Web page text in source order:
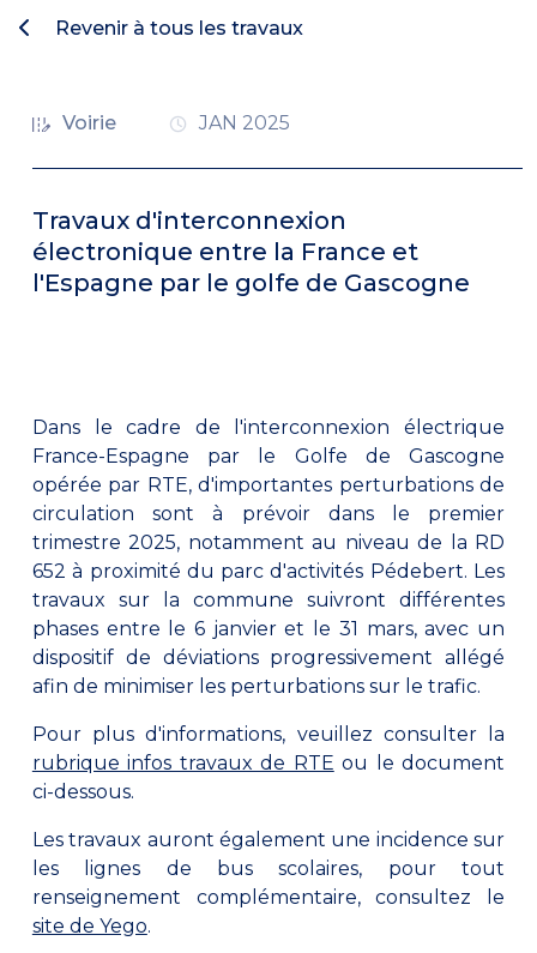
Revenir à tous les travaux
Voirie JAN 2025
Travaux d'interconnexion
électronique entre la France et
l'Espagne par le golfe de Gascogne
Dans le cadre de l'interconnexion électrique
France-Espagne par le Golfe de Gascogne
opérée par RTE, d'importantes perturbations de
circulation sont à prévoir dans le premier
trimestre 2025, notamment au niveau de la RD
652 à proximité du parc d'activités Pédebert. Les
travaux sur la commune suivront différentes
phases entre le 6 janvier et le 31 mars, avec un
dispositif de déviations progressivement allégé
afin de minimiser les perturbations sur le trafic.
Pour plus d'informations, veuillez consulter la
rubrique infos travaux de RTE ou le document
ci-dessous.
Les travaux auront également une incidence sur
les lignes de bus scolaires, pour tout
renseignement complémentaire, consultez le
site de Yego.